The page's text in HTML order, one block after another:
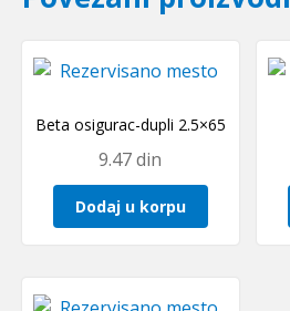
Beta osigurac-dupli 2.5×65
9.47din
Dodaj u korpu